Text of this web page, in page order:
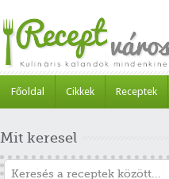
Főoldal Cikkek Receptek
Mit keresel